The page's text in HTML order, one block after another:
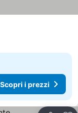
Scopri i prezzi